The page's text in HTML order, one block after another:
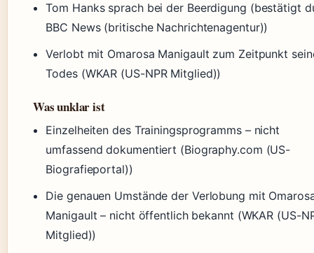
Tom Hanks sprach bei der Beerdigung (bestätigt
BBC News (britische Nachrichtenagentur))
Verlobt mit Omarosa Manigault zum Zeitpunkt
Todes (WKAR (US-NPR Mitglied))
Was unklar ist
Einzelheiten des Trainingsprogramms – nicht
umfassend dokumentiert (Biography.com (US-
Biografieportal))
Die genauen Umstände der Verlobung mit
Manigault – nicht öffentlich bekannt (WKAR (US-
Mitglied))